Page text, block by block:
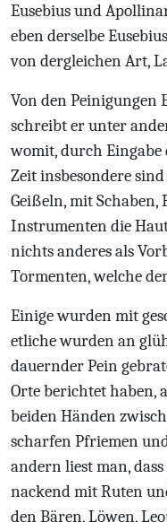
Eusebius und
eben derselbe
von dergleichen Art,
Von den Peinigungen
schreibt er unter
womit, durch Eingabe
Zeit insbesondere
Geißeln, mit
Instrumenten die
nichts anderes als
Tormenten, welche
Einige wurden mit
etliche wurden an
dauernder Pein
Orte berichtet haben,
beiden Händen
scharfen Pfriemen
andern liest man,
nackend mit Ruten
den Bären, Löwen,